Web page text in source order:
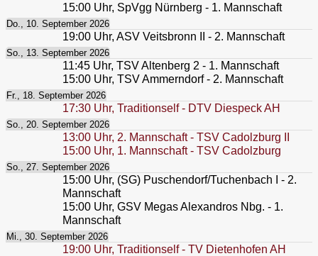
15:00 Uhr, SpVgg Nürnberg - 1. Mannschaft
Do., 10. September 2026
19:00 Uhr, ASV Veitsbronn II - 2. Mannschaft
So., 13. September 2026
11:45 Uhr, TSV Altenberg 2 - 1. Mannschaft
15:00 Uhr, TSV Ammerndorf - 2. Mannschaft
Fr., 18. September 2026
17:30 Uhr, Traditionself - DTV Diespeck AH
So., 20. September 2026
13:00 Uhr, 2. Mannschaft - TSV Cadolzburg II
15:00 Uhr, 1. Mannschaft - TSV Cadolzburg
So., 27. September 2026
15:00 Uhr, (SG) Puschendorf/Tuchenbach I - 2.
Mannschaft
15:00 Uhr, GSV Megas Alexandros Nbg. - 1.
Mannschaft
Mi., 30. September 2026
19:00 Uhr, Traditionself - TV Dietenhofen AH